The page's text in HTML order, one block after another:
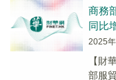
商務
同比
2025
【財
部服